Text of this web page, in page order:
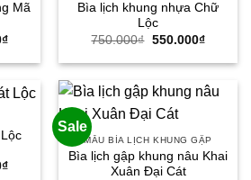
Mã
₫Giá
tại
150.000₫.
Bìa lịch khung nhựa Chữ
Lộc
750.000₫ Giá
là:
550.000₫Giá
tại
₫Giá
Sale
MẪU BÌA LỊCH KHUNG GẬP
Bìa lịch gập khung nâu Khai
Xuân Đại Cát